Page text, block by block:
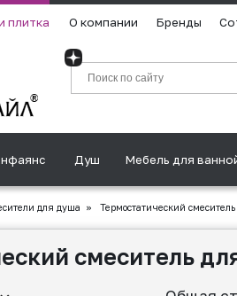
плитка О компании Бренды
Душ Мебель для
для душа » Термостатический
смеситель